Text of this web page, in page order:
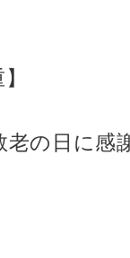
老の日に